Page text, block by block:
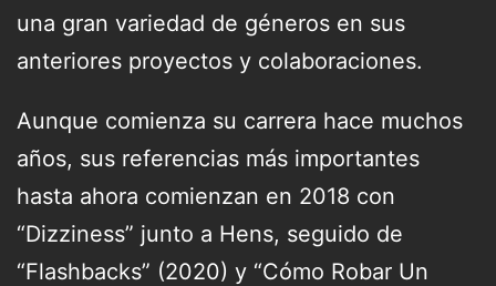
una gran variedad de géneros en sus
anteriores proyectos y colaboraciones.
Aunque comienza su carrera hace muchos
años, sus referencias más importantes
hasta ahora comienzan en 2018 con
“Dizziness” junto a Hens, seguido de
“Flashbacks” (2020) y “Cómo Robar Un